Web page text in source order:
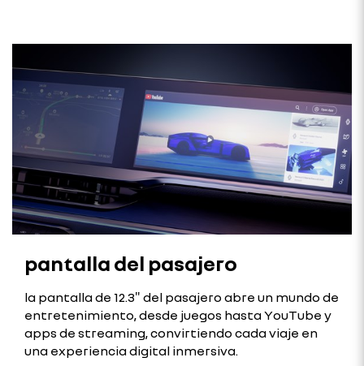
pantalla del pasajero
la pantalla de 12.3″ del pasajero abre un mundo de
entretenimiento, desde juegos hasta YouTube y
apps de streaming, convirtiendo cada viaje en
una experiencia digital inmersiva.